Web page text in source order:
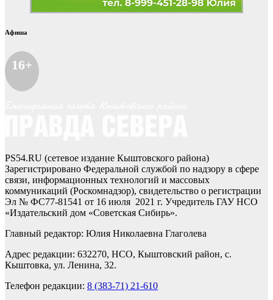
Афиша
16+
PS54.RU (сетевое издание Кыштовского района)
Зарегистрировано Федеральной службой по надзору в сфере
связи, информационных технологий и массовых
коммуникаций (Роскомнадзор), свидетельство о регистрации
Эл № ФС77-81541 от 16 июля 2021 г. Учредитель ГАУ НСО
«Издательский дом «Советская Сибирь».
Главный редактор: Юлия Николаевна Глаголева
Адрес редакции: 632270, НСО, Кыштовский район, с.
Кыштовка, ул. Ленина, 32.
Телефон редакции: 8 (383-71) 21-610